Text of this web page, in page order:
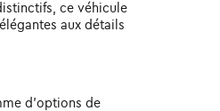
ce véhicule
aux détails
d'options de